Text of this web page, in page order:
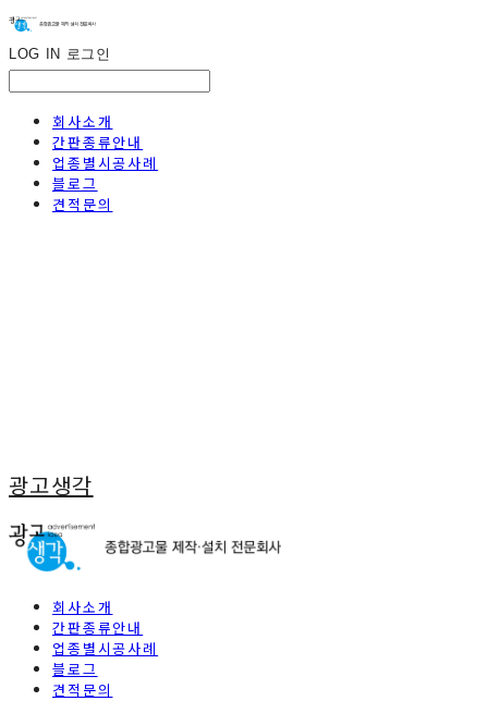
LOG IN 로그인
회사소개
간판종류안내
업종별시공사례
블로그
견적문의
광고생각
회사소개
간판종류안내
업종별시공사례
블로그
견적문의